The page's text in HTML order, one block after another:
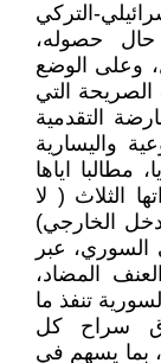
التركي
حصوله،
وعلى الوضع
التي
التقدمية
واليسارية
مطالبا اياها
الثلاث ( لا
الخارجي)
عبر
المضاد،
تنفذ ما
سراح كل
بما يسهم في